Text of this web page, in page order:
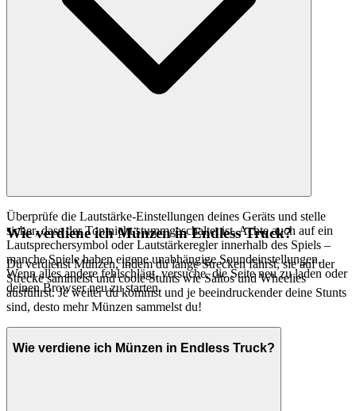
Überprüfe die Lautstärke-Einstellungen deines Geräts und stelle
sicher, dass der Ton nicht stummgeschaltet ist. Achte auch auf ein
Lautsprechersymbol oder Lautstärkeregler innerhalb des Spiels –
manche Spiele haben eigene unabhängige Soundeinstellungen.
Wenn alles andere fehlschlägt, versuche, die Seite neu zu laden oder
deinen Browser neu zu starten.
Wie verdiene ich Münzen in Endless Truck?
Du verdienst Münzen, indem du lange Strecken fährst, sie auf der
Strecke sammelst und coole Stunts wie Saltos und Wheelies
ausführst. Je weiter du kommst und je beeindruckender deine Stunts
sind, desto mehr Münzen sammelst du!
Wie verdiene ich Münzen in Endless Truck?